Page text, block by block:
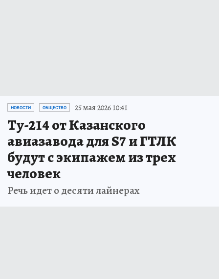
НОВОСТИ ОБЩЕСТВО 25 мая 2026 10:41
Ту-214 от Казанского
авиазавода для S7 и ГТЛК
будут с экипажем из трех
человек
Речь идет о десяти лайнерах